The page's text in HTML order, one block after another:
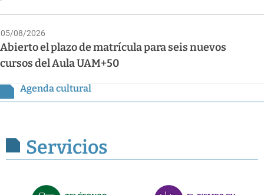
05/08/2026
Abierto el plazo de matrícula para seis nuevos
cursos del Aula UAM+50
Agenda cultural
Servicios